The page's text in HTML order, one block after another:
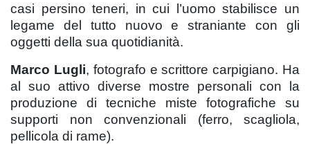
casi persino teneri, in cui l’uomo stabilisce un
legame del tutto nuovo e straniante con gli
oggetti della sua quotidianità.
Marco Lugli, fotografo e scrittore carpigiano. Ha
al suo attivo diverse mostre personali con la
produzione di tecniche miste fotografiche su
supporti non convenzionali (ferro, scagliola,
pellicola di rame).